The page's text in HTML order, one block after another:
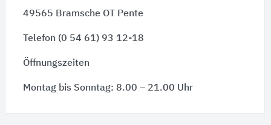
49565 Bramsche OT Pente
Telefon (0 54 61) 93 12-18
Öffnungszeiten
Montag bis Sonntag: 8.00 – 21.00 Uhr